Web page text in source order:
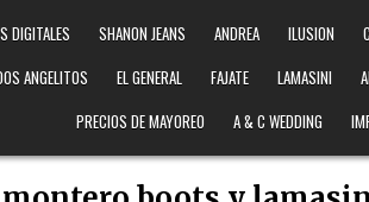
DIGITALES SHANON JEANS ANDREA ILUSION
ANGELITOS EL GENERAL FAJATE LAMASINI
PRECIOS DE MAYOREO
A & C WEDDING